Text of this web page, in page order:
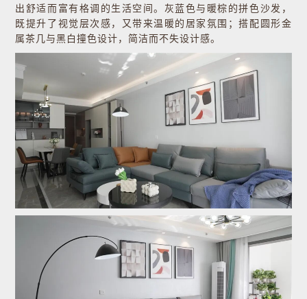
出舒适而富有格调的生活空间。灰蓝色与暖棕的拼色沙发，
既提升了视觉层次感，又带来温暖的居家氛围；搭配圆形金
属茶几与黑白撞色设计，简洁而不失设计感。